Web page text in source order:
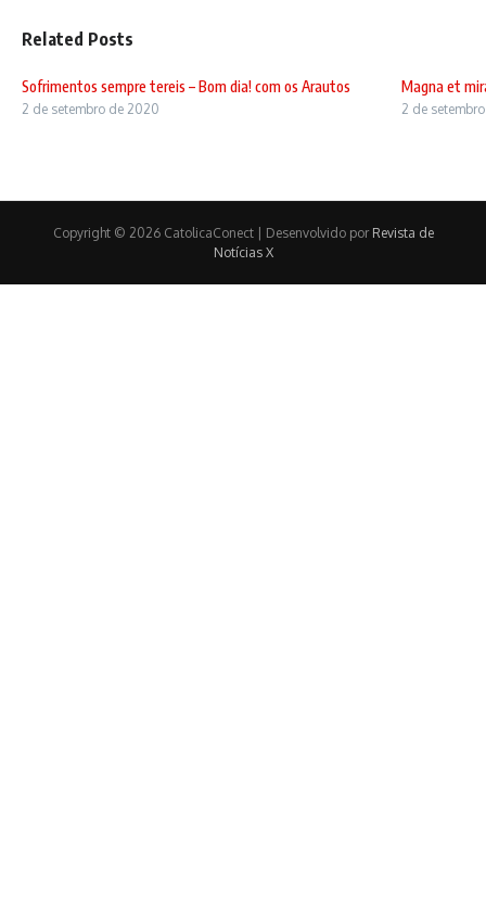
Related Posts
Sofrimentos sempre tereis – Bom dia! com os Arautos
2 de setembro de 2020
Magna et
2 de
Copyright © 2026 CatolicaConect | Desenvolvido por Revista de
Notícias X